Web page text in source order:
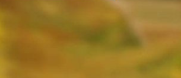
du
gouvernement
du